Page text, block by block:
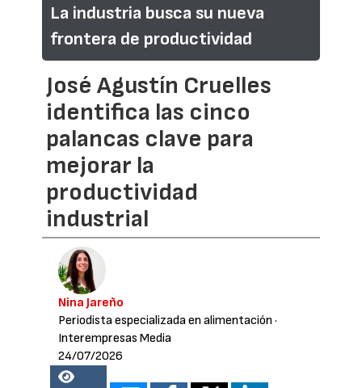
La industria busca su nueva
frontera de productividad
José Agustín Cruelles
identifica las cinco
palancas clave para
mejorar la
productividad
industrial
Nina Jareño
Periodista especializada en alimentación ·
Interempresas Media
24/07/2026